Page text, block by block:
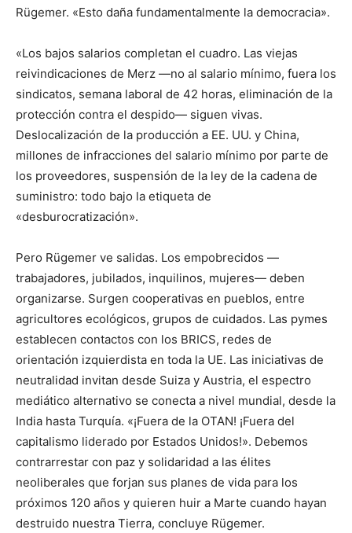
Rügemer. «Esto daña fundamentalmente la democracia».
«Los bajos salarios completan el cuadro. Las viejas
reivindicaciones de Merz —no al salario mínimo, fuera los
sindicatos, semana laboral de 42 horas, eliminación de la
protección contra el despido— siguen vivas.
Deslocalización de la producción a EE. UU. y China,
millones de infracciones del salario mínimo por parte de
los proveedores, suspensión de la ley de la cadena de
suministro: todo bajo la etiqueta de
«desburocratización».
Pero Rügemer ve salidas. Los empobrecidos —
trabajadores, jubilados, inquilinos, mujeres— deben
organizarse. Surgen cooperativas en pueblos, entre
agricultores ecológicos, grupos de cuidados. Las pymes
establecen contactos con los BRICS, redes de
orientación izquierdista en toda la UE. Las iniciativas de
neutralidad invitan desde Suiza y Austria, el espectro
mediático alternativo se conecta a nivel mundial, desde la
India hasta Turquía. «¡Fuera de la OTAN! ¡Fuera del
capitalismo liderado por Estados Unidos!». Debemos
contrarrestar con paz y solidaridad a las élites
neoliberales que forjan sus planes de vida para los
próximos 120 años y quieren huir a Marte cuando hayan
destruido nuestra Tierra, concluye Rügemer.